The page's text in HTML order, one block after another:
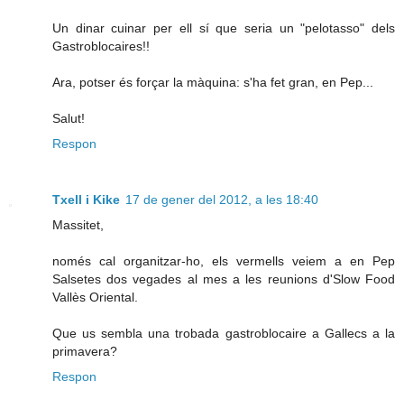
Un dinar cuinar per ell sí que seria un "pelotasso" dels
Gastroblocaires!!
Ara, potser és forçar la màquina: s'ha fet gran, en Pep...
Salut!
Respon
Txell i Kike 17 de gener del 2012, a les 18:40
Massitet,
només cal organitzar-ho, els vermells veiem a en Pep
Salsetes dos vegades al mes a les reunions d'Slow Food
Vallès Oriental.
Que us sembla una trobada gastroblocaire a Gallecs a la
primavera?
Respon